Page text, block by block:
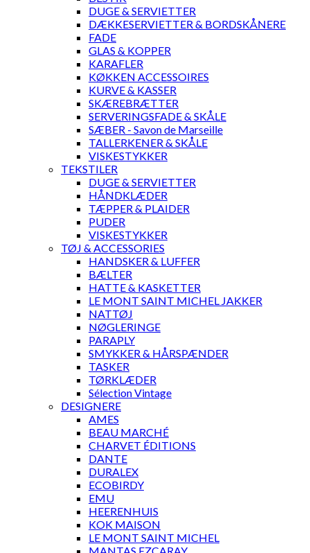
DUGE & SERVIETTER
DÆKKESERVIETTER & BORDSKÅNERE
FADE
GLAS & KOPPER
KARAFLER
KØKKEN ACCESSOIRES
KURVE & KASSER
SKÆREBRÆTTER
SERVERINGSFADE & SKÅLE
SÆBER - Savon de Marseille
TALLERKENER & SKÅLE
VISKESTYKKER
TEKSTILER
DUGE & SERVIETTER
HÅNDKLÆDER
TÆPPER & PLAIDER
PUDER
VISKESTYKKER
TØJ & ACCESSORIES
HANDSKER & LUFFER
BÆLTER
HATTE & KASKETTER
LE MONT SAINT MICHEL JAKKER
NATTØJ
NØGLERINGE
PARAPLY
SMYKKER & HÅRSPÆNDER
TASKER
TØRKLÆDER
Sélection Vintage
DESIGNERE
AMES
BEAU MARCHÉ
CHARVET ÉDITIONS
DANTE
DURALEX
ECOBIRDY
EMU
HEERENHUIS
KOK MAISON
LE MONT SAINT MICHEL